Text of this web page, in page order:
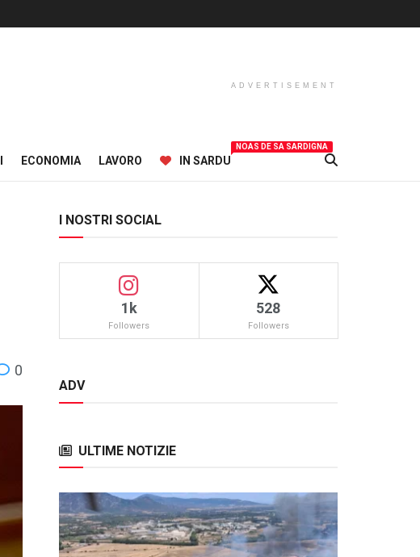
ADVERTISEMENT
ECONOMIA LAVORO IN SARDU
NOAS DE SA SARDIGNA
0
I NOSTRI SOCIAL
1k
Followers
528
Followers
ADV
ULTIME NOTIZIE